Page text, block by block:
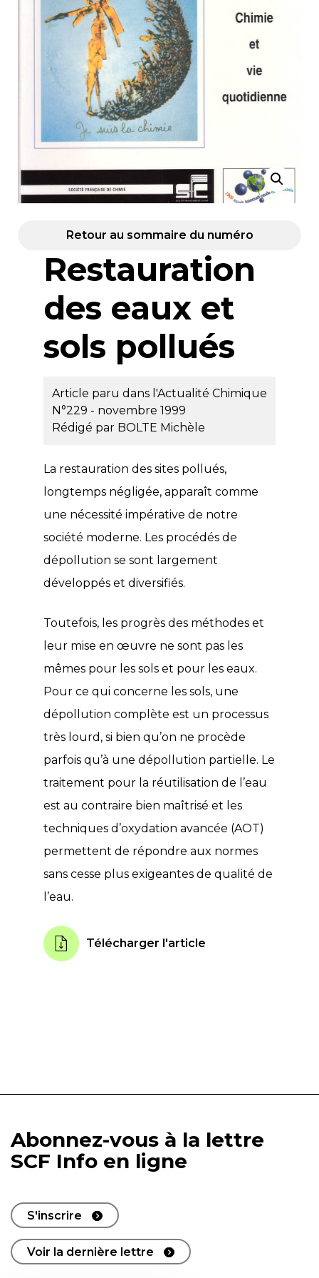
Retour au sommaire du numéro
Restauration
des eaux et
sols pollués
Article paru dans l'Actualité Chimique
N°229 - novembre 1999
Rédigé par BOLTE Michèle
La restauration des sites pollués,
longtemps négligée, apparaît comme
une nécessité impérative de notre
société moderne. Les procédés de
dépollution se sont largement
développés et diversifiés.
Toutefois, les progrès des méthodes et
leur mise en œuvre ne sont pas les
mêmes pour les sols et pour les eaux.
Pour ce qui concerne les sols, une
dépollution complète est un processus
très lourd, si bien qu’on ne procède
parfois qu’à une dépollution partielle. Le
traitement pour la réutilisation de l’eau
est au contraire bien maîtrisé et les
techniques d’oxydation avancée (AOT)
permettent de répondre aux normes
sans cesse plus exigeantes de qualité de
l’eau.
Télécharger l'article
Abonnez-vous à la lettre
SCF Info en ligne
S'inscrire
Voir la dernière lettre